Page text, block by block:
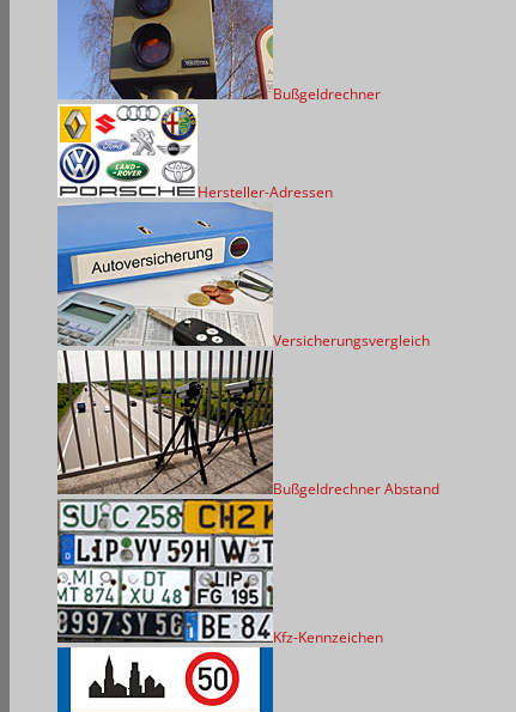
Bußgeldrechner
Hersteller-Adressen
Versicherungsvergleich
Bußgeldrechner Abstand
Kfz-Kennzeichen